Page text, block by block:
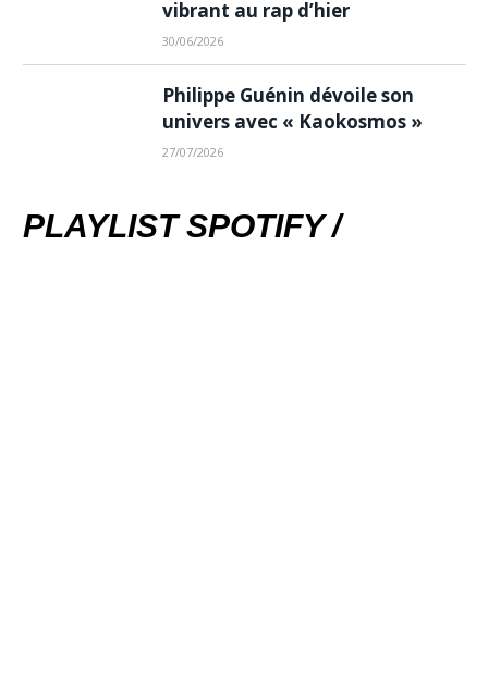
vibrant au rap d’hier
30/06/2026
Philippe Guénin dévoile son
univers avec « Kaokosmos »
27/07/2026
PLAYLIST SPOTIFY /